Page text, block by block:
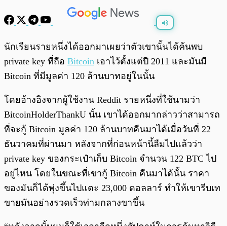
0:00/
นักเรียนรายหนึ่งได้ออกมาเผยว่าตัวเขานั้นได้ค้นพบ
private key ที่ถือ Bitcoin เอาไว้ตั้งแต่ปี 2011 และมันมี
Bitcoin ที่มีมูลค่า 120 ล้านบาทอยู่ในนั้น
โดยอ้างอิงจากผู้ใช้งาน Reddit รายหนึ่งที่ใช้นามว่า
BitcoinHolderThankU นั้น เขาได้ออกมากล่าวว่าสามารถ
ที่จะกู้ Bitcoin มูลค่า 120 ล้านบาทคืนมาได้เมื่อวันที่ 22
ธันวาคมที่ผ่านมา หลังจากที่ก่อนหน้านี้ลืมไปแล้วว่า
private key ของกระเป๋าเก็บ Bitcoin จำนวน 122 BTC ไป
อยู่ไหน โดยในขณะที่เขากู้ Bitcoin คืนมาได้นั้น ราคา
ของมันก็ได้พุ่งขึ้นไปแตะ 23,000 ดอลลาร์ ทำให้เขารีบเท
ขายมันอย่างรวดเร็วท่ามกลางขาขึ้น